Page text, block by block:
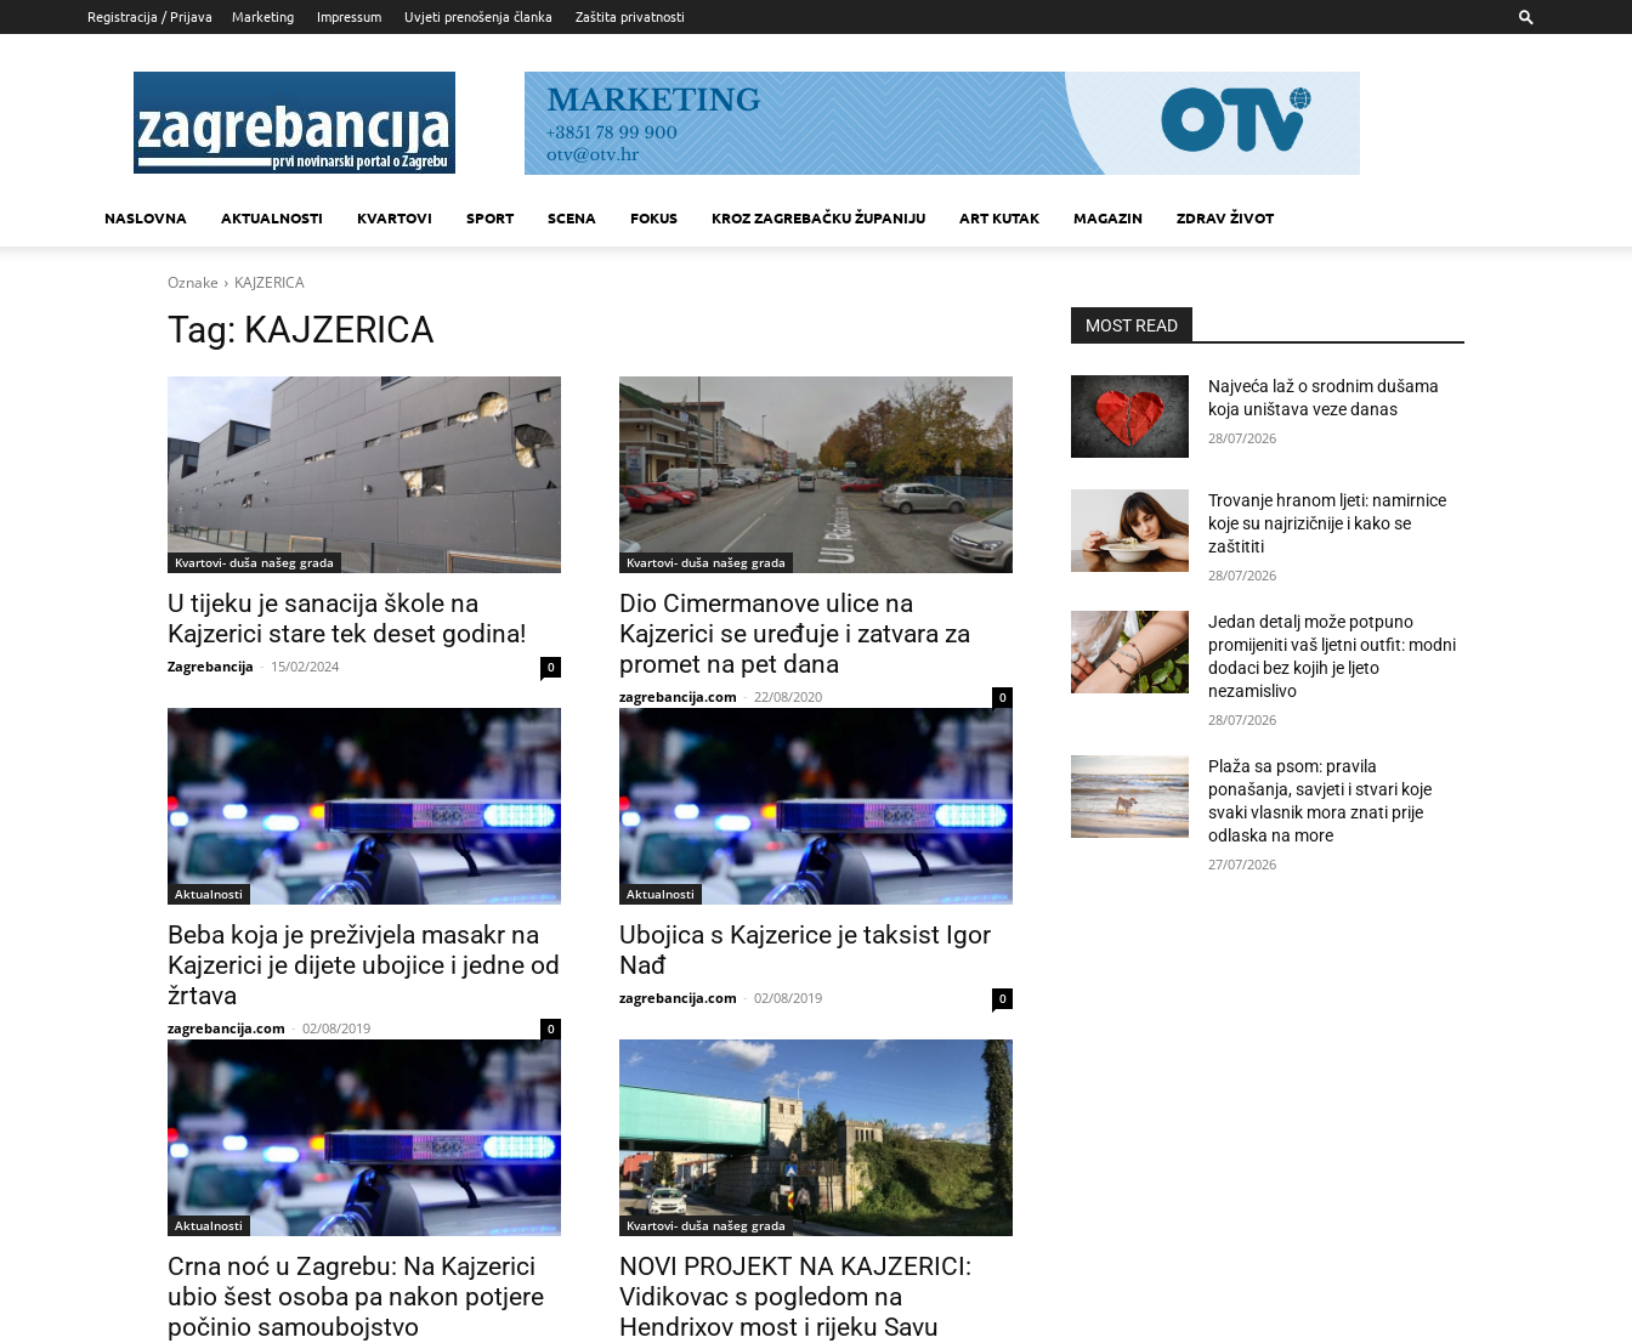
Registracija / Prijava Marketing Impressum Uvjeti prenošenja članka Zaštita privatnosti
Zagrebancija
NASLOVNA AKTUALNOSTI KVARTOVI SPORT SCENA FOKUS KROZ ZAGREBAČKU ŽUPANIJU ART KUTAK MAGAZIN ZDRAV ŽIVOT
Oznake KAJZERICA
Tag: KAJZERICA
Kvartovi- duša našeg grada
U tijeku je sanacija škole na
Kajzerici stare tek deset godina!
Zagrebancija - 15/02/2024 0
Kvartovi- duša našeg grada
Dio Cimermanove ulice na
Kajzerici se uređuje i zatvara za
promet na pet dana
zagrebancija.com - 22/08/2020 0
Aktualnosti
Beba koja je preživjela masakr na
Kajzerici je dijete ubojice i jedne od
žrtava
zagrebancija.com - 02/08/2019 0
Aktualnosti
Ubojica s Kajzerice je taksist Igor
Nađ
zagrebancija.com - 02/08/2019 0
Aktualnosti
Crna noć u Zagrebu: Na Kajzerici
ubio šest osoba pa nakon potjere
počinio samoubojstvo
Kvartovi- duša našeg grada
NOVI PROJEKT NA KAJZERICI:
Vidikovac s pogledom na
Hendrixov most i rijeku Savu
MOST READ
Najveća laž o srodnim dušama
koja uništava veze danas
28/07/2026
Trovanje hranom ljeti: namirnice
koje su najrizičnije i kako se
zaštititi
28/07/2026
Jedan detalj može potpuno
promijeniti vaš ljetni outfit: modni
dodaci bez kojih je ljeto
nezamislivo
28/07/2026
Plaža sa psom: pravila
ponašanja, savjeti i stvari koje
svaki vlasnik mora znati prije
odlaska na more
27/07/2026